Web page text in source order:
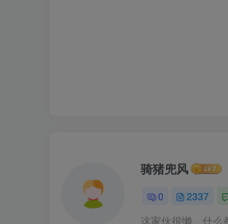
骑猪兜风
0 2337
这家伙很懒，什么